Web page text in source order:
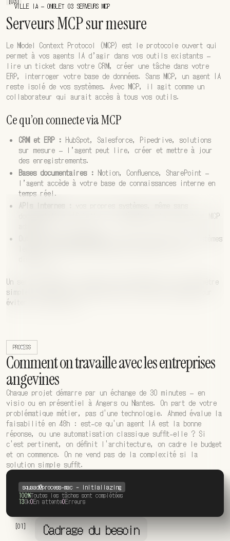
VILLE IA — ONGLET 03 SERVEURS MCP
Serveurs MCP sur mesure
Le Model Context Protocol (MCP) est le protocole ouvert qui
permet à vos agents IA d’agir dans vos outils existants —
lire un ticket dans votre CRM, créer une tâche dans votre
ERP, interroger votre base de données. Sans MCP, un agent IA
reste isolé de vos systèmes. Avec MCP, il agit comme un
collaborateur qui aurait accès à tous vos outils.
Ce qu’on connecte via MCP
CRM et ERP : HubSpot, Salesforce, Pipedrive, solutions
sur mesure — l’agent peut lire, créer et mettre à jour
des enregistrements.
Bases documentaires : Notion, Confluence, SharePoint —
l’agent accède à votre base de connaissances interne en
temps réel.
APIs internes :
documentation officielle — on développe le connecteur MCP
logiciels sectoriels, systèmes
Un serveur MCP est livrable en une semaine sur un périmètre
simple. On cadre le périmètre dès le premier échange pour
éviter les surprises.
PROCESS
Comment on travaille avec les entreprises
angevines
Chaque projet démarre par un échange de 30 minutes — en
visio ou en présentiel à Angers ou Nantes. On part de votre
problématique métier, pas d'une technologie. Ahmed évalue la
faisabilité en 48h : est-ce qu'un agent IA est la bonne
réponse, ou une automatisation classique suffit-elle ? Si
c'est pertinent, on définit l'architecture, on cadre le budget
et on commence. On ne vend pas de la complexité si la
solution simple suffit.
squaad@process-mac ~ initialiazing
100%Toutes les tâches sont complétées
13Ok0En attente0Erreurs
[01] Cadrage du besoin